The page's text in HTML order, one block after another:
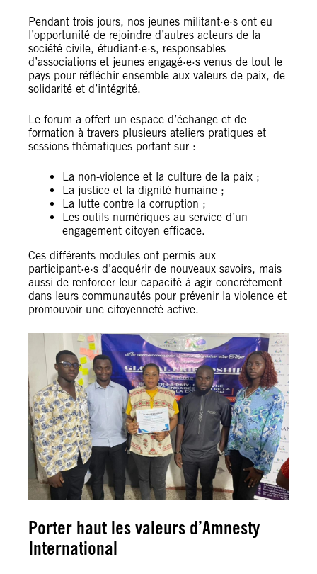
Pendant trois jours, nos jeunes militant·e·s ont eu
l’opportunité de rejoindre d’autres acteurs de la
société civile, étudiant·e·s, responsables
d’associations et jeunes engagé·e·s venus de tout le
pays pour réfléchir ensemble aux valeurs de paix, de
solidarité et d’intégrité.
Le forum a offert un espace d’échange et de
formation à travers plusieurs ateliers pratiques et
sessions thématiques portant sur :
La non-violence et la culture de la paix ;
La justice et la dignité humaine ;
La lutte contre la corruption ;
Les outils numériques au service d’un
engagement citoyen efficace.
Ces différents modules ont permis aux
participant·e·s d’acquérir de nouveaux savoirs, mais
aussi de renforcer leur capacité à agir concrètement
dans leurs communautés pour prévenir la violence et
promouvoir une citoyenneté active.
Porter haut les valeurs d’Amnesty
International